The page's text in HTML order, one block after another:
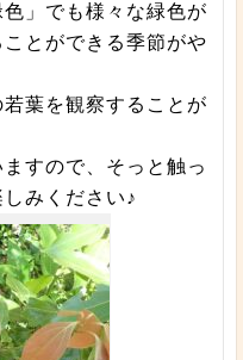
」でも様々な緑色が
とができる季節がや
葉を観察することが
すので、そっと触っ
みください♪